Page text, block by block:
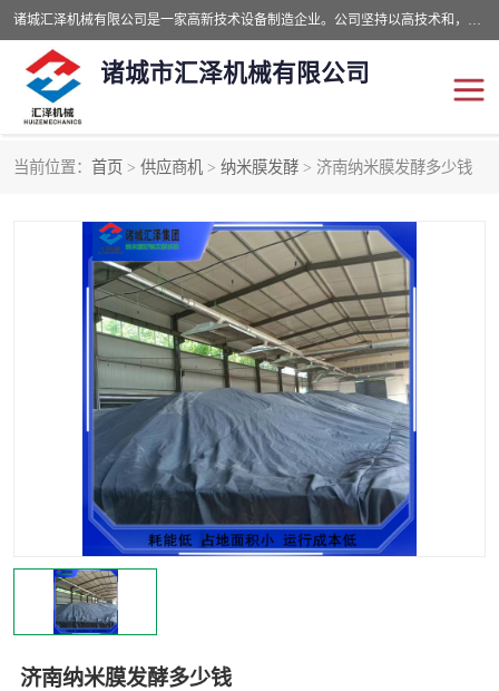
诸城汇泽机械有限公司是一家高新技术设备制造企业。公司坚持以高技术和，高服务于用户，以的环保机械制造设备赢的用户的信赖。现在主要生产死亡畜禽无害化处理和立式和卧式有机肥设备，搅拌机，烘干机，高温发酵机等。污水处理设备，固液分离机。气浮机，化制机等。公司秉承品质，用户至上，科技创新的经营理。
诸城市汇泽机械有限公司
当前位置： 首页 > 供应商机 > 纳米膜发酵 > 济南纳米膜发酵多少钱
济南纳米膜发酵多少钱
鸡粪发酵机 有机肥设备
纳米膜好氧发酵堆肥机 粪污烘干酶体机
膜式堆肥机 纳米膜发酵
膜式发酵仓 分子膜堆肥仓
分子膜发酵堆肥设备